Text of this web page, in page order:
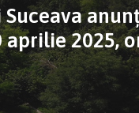
2025,